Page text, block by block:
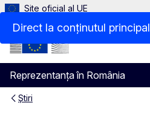
Direct la conținutul principal
Site oficial al UE
Reprezentanța în România
Menu
Știri